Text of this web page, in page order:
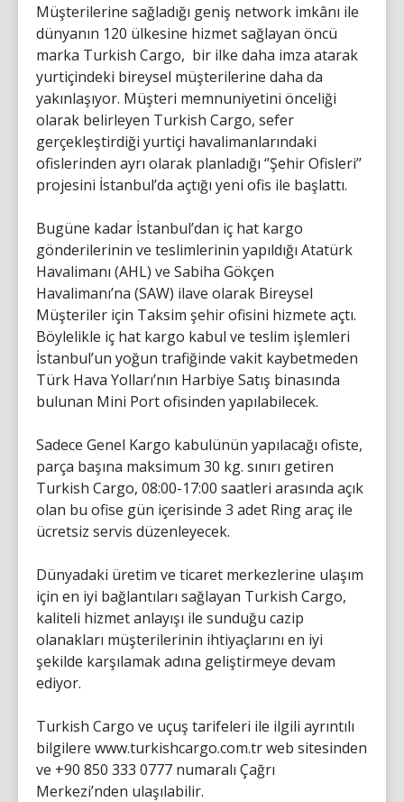
Müşterilerine sağladığı geniş network imkânı ile
dünyanın 120 ülkesine hizmet sağlayan öncü
marka Turkish Cargo, bir ilke daha imza atarak
yurtiçindeki bireysel müşterilerine daha da
yakınlaşıyor. Müşteri memnuniyetini önceliği
olarak belirleyen Turkish Cargo, sefer
gerçekleştirdiği yurtiçi havalimanlarındaki
ofislerinden ayrı olarak planladığı ‘’Şehir Ofisleri’’
projesini İstanbul’da açtığı yeni ofis ile başlattı.
Bugüne kadar İstanbul’dan iç hat kargo
gönderilerinin ve teslimlerinin yapıldığı Atatürk
Havalimanı (AHL) ve Sabiha Gökçen
Havalimanı’na (SAW) ilave olarak Bireysel
Müşteriler için Taksim şehir ofisini hizmete açtı.
Böylelikle iç hat kargo kabul ve teslim işlemleri
İstanbul’un yoğun trafiğinde vakit kaybetmeden
Türk Hava Yolları’nın Harbiye Satış binasında
bulunan Mini Port ofisinden yapılabilecek.
Sadece Genel Kargo kabulünün yapılacağı ofiste,
parça başına maksimum 30 kg. sınırı getiren
Turkish Cargo, 08:00-17:00 saatleri arasında açık
olan bu ofise gün içerisinde 3 adet Ring araç ile
ücretsiz servis düzenleyecek.
Dünyadaki üretim ve ticaret merkezlerine ulaşım
için en iyi bağlantıları sağlayan Turkish Cargo,
kaliteli hizmet anlayışı ile sunduğu cazip
olanakları müşterilerinin ihtiyaçlarını en iyi
şekilde karşılamak adına geliştirmeye devam
ediyor.
Turkish Cargo ve uçuş tarifeleri ile ilgili ayrıntılı
bilgilere www.turkishcargo.com.tr web sitesinden
ve +90 850 333 0777 numaralı Çağrı
Merkezi’nden ulaşılabilir.